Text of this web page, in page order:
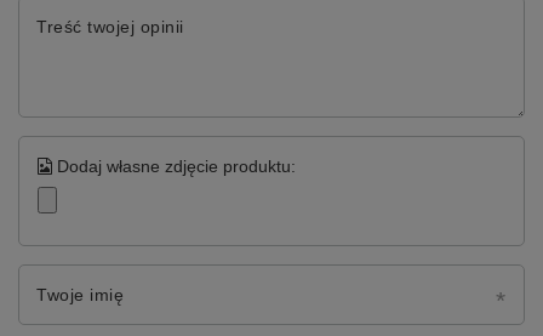
Treść twojej opinii
Dodaj własne zdjęcie produktu:
Twoje imię